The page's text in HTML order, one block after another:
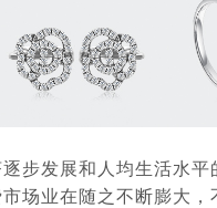
步发展和人均生活水平
场业在随之不断膨大，